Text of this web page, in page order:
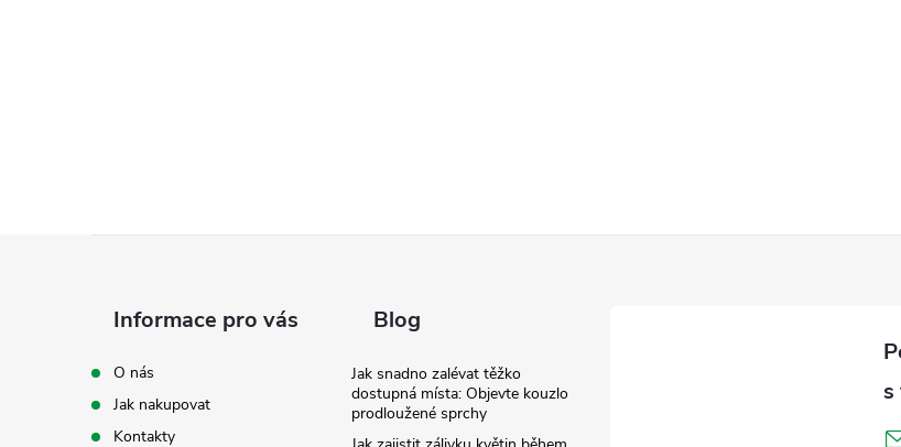
Informace pro vás
O nás
Jak nakupovat
Kontakty
Blog
Jak snadno zalévat těžko
dostupná místa: Objevte kouzlo
prodloužené sprchy